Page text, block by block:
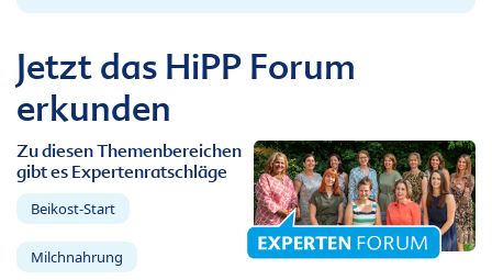
Jetzt das HiPP Forum
erkunden
Zu diesen Themenbereichen
gibt es Expertenratschläge
Beikost-Start
Milchnahrung